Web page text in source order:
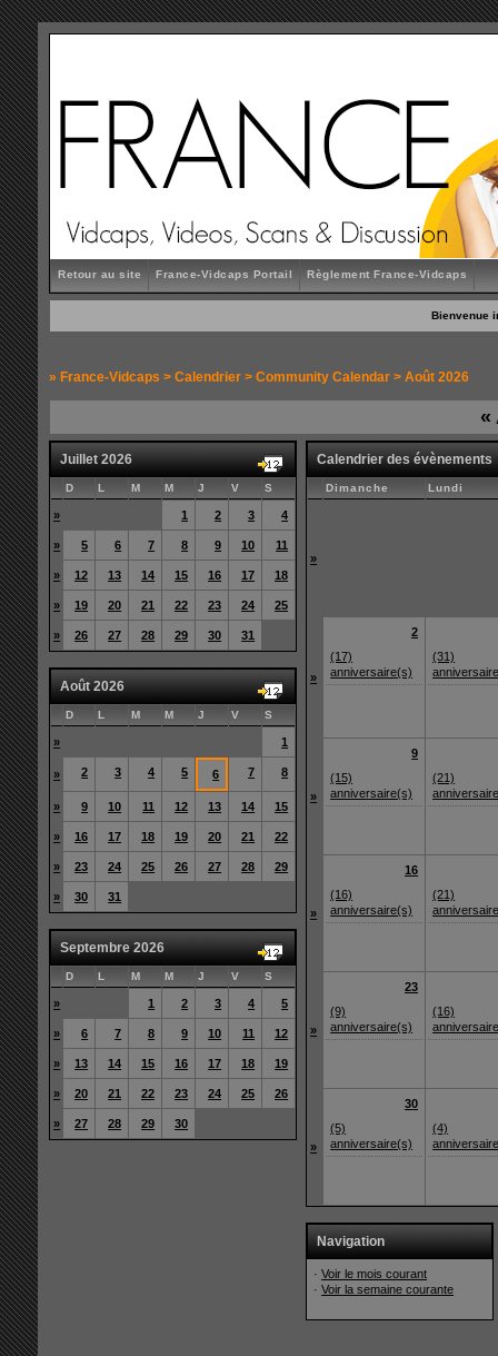
Retour au site France-Vidcaps Portail Règlement France-Vidcaps
Bienvenue
» France-Vidcaps >Calendrier >Community Calendar > Août 2026
«
Juillet 2026
D L M M J V S
» 1 2 3 4
» 5 6 7 8 9 10 11
» 12 13 14 15 16 17 18
» 19 20 21 22 23 24 25
» 26 27 28 29 30 31
Août 2026
D L M M J V S
» 1
» 2 3 4 5 6 7 8
» 9 10 11 12 13 14 15
» 16 17 18 19 20 21 22
» 23 24 25 26 27 28 29
» 30 31
Septembre 2026
D L M M J V S
» 1 2 3 4 5
» 6 7 8 9 10 11 12
» 13 14 15 16 17 18 19
» 20 21 22 23 24 25 26
» 27 28 29 30
Calendrier des évènements
Dimanche Lundi
»
»
2
(17)
anniversaire(s)
(31)
»
9
(15)
anniversaire(s)
(21)
»
16
(16)
anniversaire(s)
(21)
»
23
(9)
anniversaire(s)
(16)
»
30
(5)
anniversaire(s)
(4)
Navigation
·Voir le mois courant
·Voir la semaine courante